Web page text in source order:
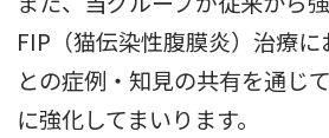
FIP（猫伝染性腹膜炎）治療
との症例・知見の共有を通じ
に強化してまいります。